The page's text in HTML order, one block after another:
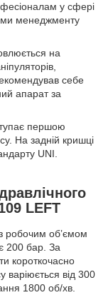
у сфері
менеджменту
на
себе
апарат за
першою
На задній кришці
UNI.
LEFT
робочим об’ємом
200 бар. За
короткочасно
варіюється від 300
1800 об/хв.